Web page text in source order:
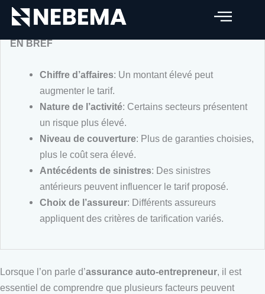
éléments qui influencent le tarif
EN BREF
Chiffre d’affaires: Un montant élevé peut
augmenter le tarif.
Nature de l’activité: Certains secteurs présentent
un risque plus élevé.
Niveau de couverture: Plus de garanties choisies,
plus le coût sera élevé.
Antécédents de sinistres: Des sinistres
antérieurs peuvent influencer le tarif proposé.
Choix de l’assureur: Différents assureurs
appliquent des critères de tarification variés.
Lorsque l’on parle d’assurance auto-entrepreneur, il est
essentiel de comprendre que plusieurs facteurs peuvent